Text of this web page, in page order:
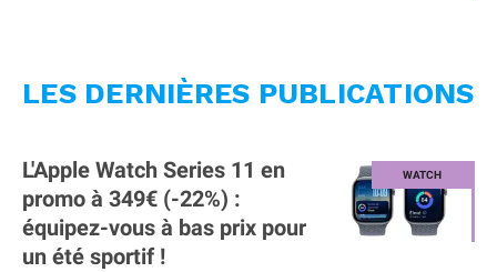
LES DERNIÈRES PUBLICATIONS
L'Apple Watch Series 11 en
promo à 349€ (-22%) :
équipez-vous à bas prix pour
un été sportif !